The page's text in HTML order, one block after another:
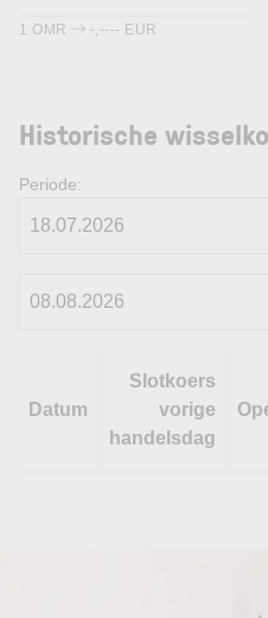
1 OMR -,---- EUR
Historische
Periode:
Datum
Slotkoers
vorige
handelsdag